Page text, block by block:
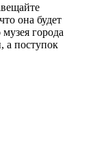
она будет
города
а поступок